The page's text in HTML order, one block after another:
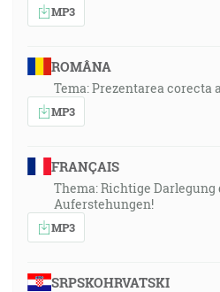
MP3
ROMÂNA
Tema: Prezentarea
MP3
FRANÇAIS
Thema: Richtige
Auferstehungen!
MP3
SRPSKOHRVATSKI